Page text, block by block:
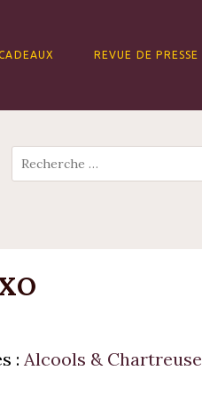
REVUE DE PRESSE
Recherche
: Alcools & Chartreuse